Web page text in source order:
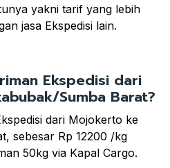
yakni tarif yang lebih
jasa Ekspedisi lain.
Ekspedisi dari
Sumba Barat?
dari Mojokerto ke
sebesar Rp 12200 /kg
50kg via Kapal Cargo.